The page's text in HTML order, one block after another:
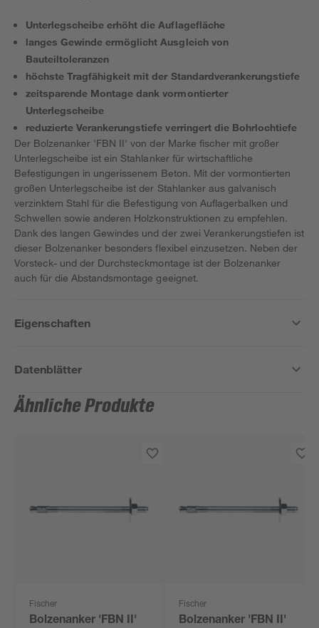
Unterlegscheibe erhöht die Auflagefläche
langes Gewinde ermöglicht Ausgleich von
Bauteiltoleranzen
höchste Tragfähigkeit mit der Standardverankerungstiefe
zeitsparende Montage dank vormontierter
Unterlegscheibe
reduzierte Verankerungstiefe verringert die Bohrlochtiefe
Der Bolzenanker 'FBN II' von der Marke fischer mit großer
Unterlegscheibe ist ein Stahlanker für wirtschaftliche
Befestigungen in ungerissenem Beton. Mit der vormontierten
großen Unterlegscheibe ist der Stahlanker aus galvanisch
verzinktem Stahl für die Befestigung von Auflagerbalken und
Schwellen sowie anderen Holzkonstruktionen zu empfehlen.
Dank des langen Gewindes und der zwei Verankerungstiefen ist
dieser Bolzenanker besonders flexibel einzusetzen. Neben der
Vorsteck- und der Durchsteckmontage ist der Bolzenanker
auch für die Abstandsmontage geeignet.
Eigenschaften
Datenblätter
Ähnliche Produkte
Fischer
Bolzenanker 'FBN II'
Fischer
Bolzenanker 'FBN II'